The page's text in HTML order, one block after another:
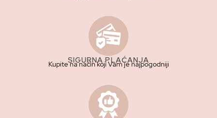
SIGURNA PLAĆANJA
Kupite na način koji Vam je najpogodniji